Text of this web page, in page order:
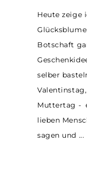
Heute zeige
Botschaft
selber
Muttertag -
lieben
sagen und